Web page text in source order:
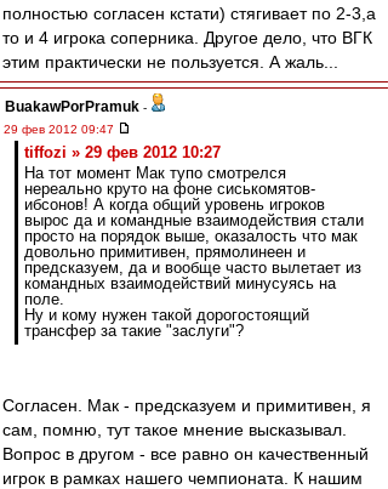
полностью согласен кстати) стягивает по 2-3,а
то и 4 игрока соперника. Другое дело, что ВГК
этим практически не пользуется. А жаль...
BuakawPorPramuk -
29 фев 2012 09:47
tiffozi » 29 фев 2012 10:27
На тот момент Мак тупо смотрелся
нереально круто на фоне сиськомятов-
ибсонов! А когда общий уровень игроков
вырос да и командные взаимодействия стали
просто на порядок выше, оказалость что мак
довольно примитивен, прямолинеен и
предсказуем, да и вообще часто вылетает из
командных взаимодействий минусуясь на
поле.
Ну и кому нужен такой дорогостоящий
трансфер за такие "заслуги"?
Согласен. Мак - предсказуем и примитивен, я
сам, помню, тут такое мнение высказывал.
Вопрос в другом - все равно он качественный
игрок в рамках нашего чемпионата. К нашим